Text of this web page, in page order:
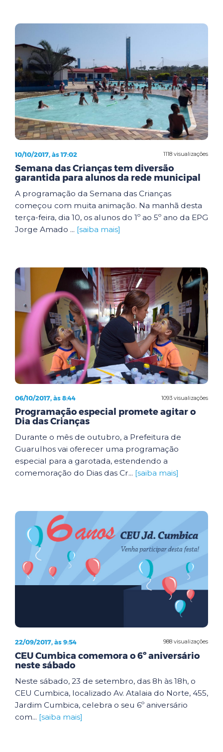
1118 visualizações
10/10/2017, às 17:02
Semana das Crianças tem diversão
garantida para alunos da rede municipal
A programação da Semana das Crianças
começou com muita animação. Na manhã desta
terça-feira, dia 10, os alunos do 1º ao 5º ano da EPG
Jorge Amado ... [saiba mais]
1093 visualizações
06/10/2017, às 8:44
Programação especial promete agitar o
Dia das Crianças
Durante o mês de outubro, a Prefeitura de
Guarulhos vai oferecer uma programação
especial para a garotada, estendendo a
comemoração do Dias das Cr... [saiba mais]
988 visualizações
22/09/2017, às 9:54
CEU Cumbica comemora o 6º aniversário
neste sábado
Neste sábado, 23 de setembro, das 8h às 18h, o
CEU Cumbica, localizado Av. Atalaia do Norte, 455,
Jardim Cumbica, celebra o seu 6º aniversário
com... [saiba mais]